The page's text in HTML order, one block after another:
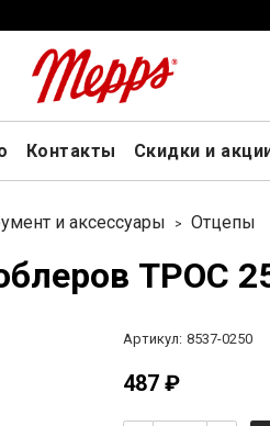
Контакты Скидки и
и аксессуары Отцепы
ТРОС
Артикул: 8537-0250
487 ₽